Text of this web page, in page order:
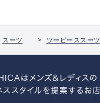
スーツ ツーピーススーツ